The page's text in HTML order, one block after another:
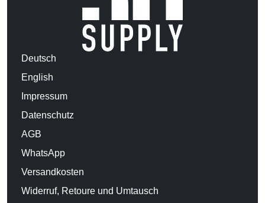
Deutsch
English
Impressum
Datenschutz
AGB
WhatsApp
Versandkosten
Widerruf, Retoure und Umtausch